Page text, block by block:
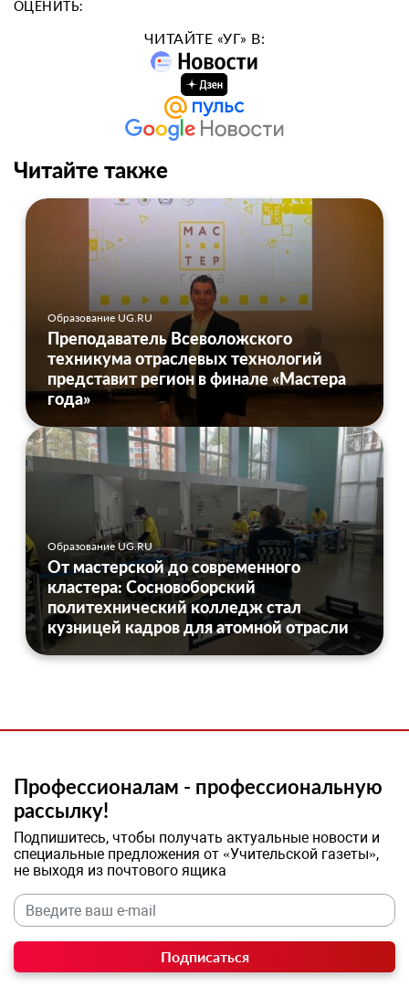
ОЦЕНИТЬ:
ЧИТАЙТЕ «УГ» В:
Читайте также
Образование UG.RU
Преподаватель Всеволожского
техникума отраслевых технологий
представит регион в финале «Мастера
года»
Образование UG.RU
От мастерской до современного
кластера: Сосновоборский
политехнический колледж стал
кузницей кадров для атомной отрасли
Профессионалам - профессиональную
рассылку!
Подпишитесь, чтобы получать актуальные новости и
специальные предложения от «Учительской газеты»,
не выходя из почтового ящика
Подписаться